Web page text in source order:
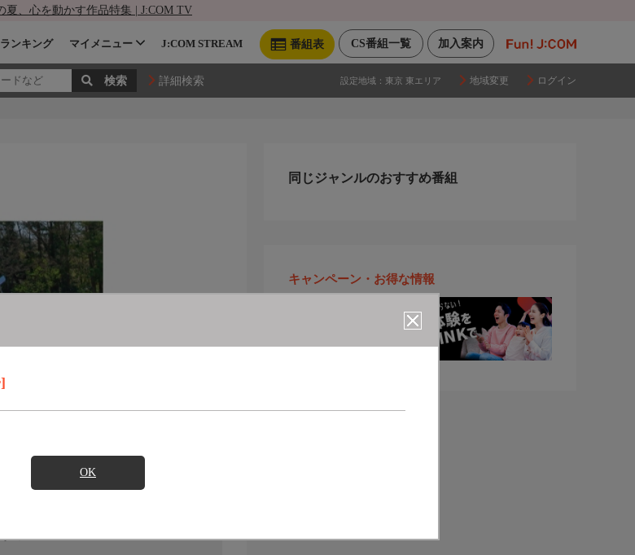
夏、心を動かす作品特集 | J:COM TV
加入案内
CS番組一覧
番組表
ランキング マイメニュー J:COM STREAM
詳細検索 設定地域： 東京 東エリア 地域変更 ログイン
OK
同じジャンルのおすすめ番組
キャンペーン・お得な情報